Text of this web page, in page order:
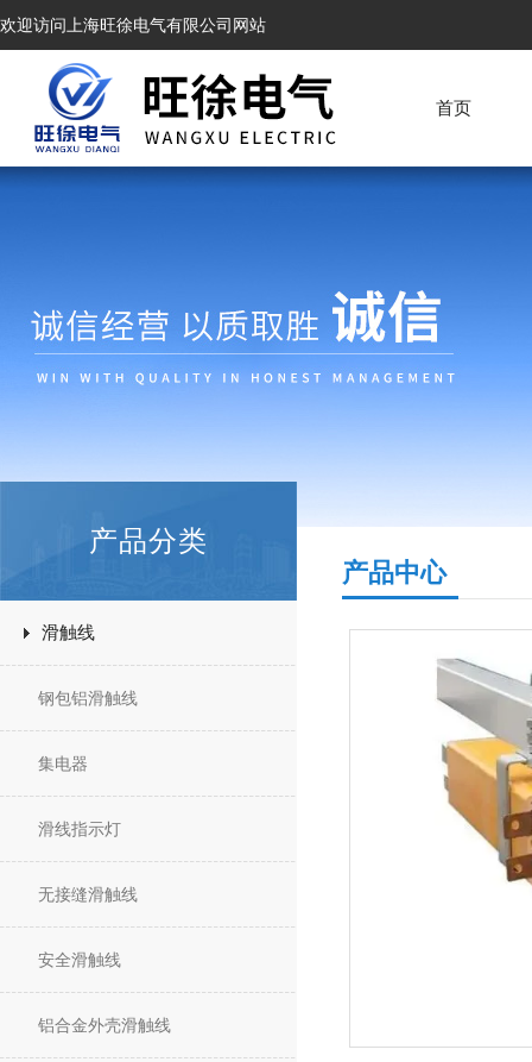
欢迎访问上海旺徐电气有限公司网站
首页
产品分类
滑触线
钢包铝滑触线
集电器
滑线指示灯
无接缝滑触线
安全滑触线
铝合金外壳滑触线
产品中心